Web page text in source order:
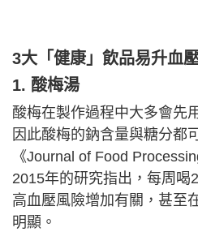
3大「健康」飲品易升血
1. 酸梅湯
酸梅在製作過程中大多會先
因此酸梅的鈉含量與糖分都
《Journal of Food
2015年的研究指出，每周喝
高血壓風險增加有關，甚至
明顯。